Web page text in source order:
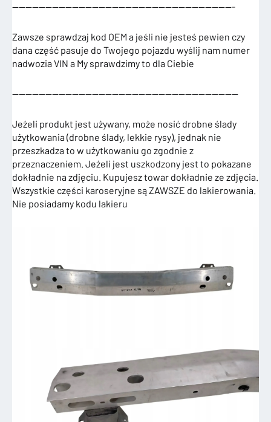
—————————————————————————————————-
Zawsze sprawdzaj kod OEM a jeśli nie jesteś pewien czy
dana część pasuje do Twojego pojazdu wyślij nam numer
nadwozia VIN a My sprawdzimy to dla Ciebie
——————————————————————————————————
Jeżeli produkt jest używany, może nosić drobne ślady
użytkowania (drobne ślady, lekkie rysy), jednak nie
przeszkadza to w użytkowaniu go zgodnie z
przeznaczeniem. Jeżeli jest uszkodzony jest to pokazane
dokładnie na zdjęciu. Kupujesz towar dokładnie ze zdjęcia.
Wszystkie części karoseryjne są ZAWSZE do lakierowania.
Nie posiadamy kodu lakieru